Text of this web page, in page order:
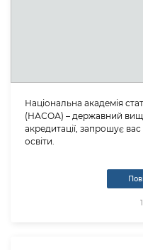
Національна академія
(НАСОА) – державний
акредитації, запрошує
освіти.